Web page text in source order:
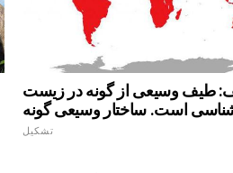
طیف وسیعی از گونه در زیست
است. ساختار وسیعی گونه
تشکیل